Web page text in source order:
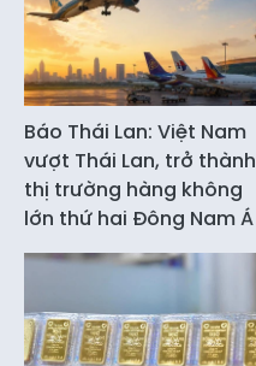
Báo Thái Lan: Việt Nam
vượt Thái Lan, trở thành
thị trường hàng không
lớn thứ hai Đông Nam Á